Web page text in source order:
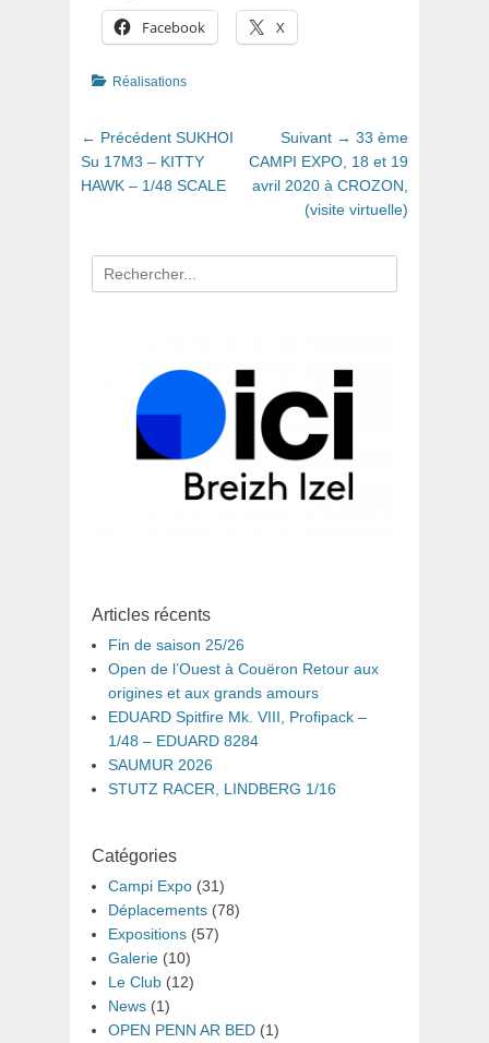
Facebook X
Catégories
Réalisations
Navigation
de
l’article
← Précédent Article
précédent
:
SUKHOI
Su 17M3 – KITTY
HAWK – 1/48 SCALE
Suivant → Article
suivant
:
33 ème
CAMPI EXPO, 18 et 19
avril 2020 à CROZON,
(visite virtuelle)
Recherche
pour
Articles récents
Fin de saison 25/26
Open de l’Ouest à Couëron Retour aux
origines et aux grands amours
EDUARD Spitfire Mk. VIII, Profipack –
1/48 – EDUARD 8284
SAUMUR 2026
STUTZ RACER, LINDBERG 1/16
Catégories
Campi Expo (31)
Déplacements (78)
Expositions (57)
Galerie (10)
Le Club (12)
News (1)
OPEN PENN AR BED (1)